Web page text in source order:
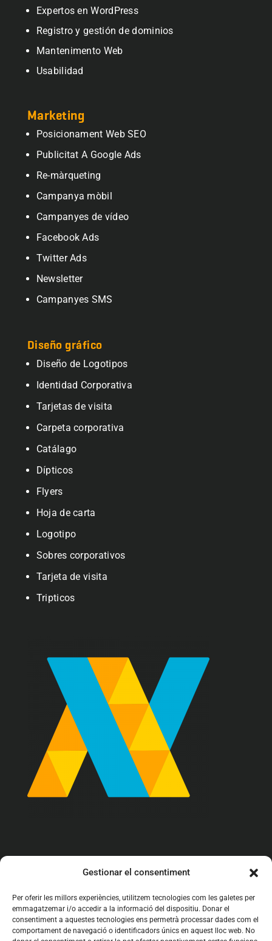
Gestionar el consentiment
Per oferir les millors experiències, utilitzem tecnologies com les galetes per
emmagatzemar i/o accedir a la informació del dispositiu. Donar el
consentiment a aquestes tecnologies ens permetrà processar dades com el
comportament de navegació o identificadors únics en aquest lloc web. No
Expertos en WordPress
Registro y gestión de dominios
Mantenimento Web
Usabilidad
Marketing
Posicionament Web SEO
Publicitat A Google Ads
Re-màrqueting
Campanya mòbil
Campanyes de vídeo
Facebook Ads
Twitter Ads
Newsletter
Campanyes SMS
Diseño gráfico
Diseño de Logotipos
Identidad Corporativa
Tarjetas de visita
Carpeta corporativa
Catálago
Dípticos
Flyers
Hoja de carta
Logotipo
Sobres corporativos
Tarjeta de visita
Tripticos
info@arrova.cat

C/ Girona 161 bajos
08402 Granollers (BCN)
